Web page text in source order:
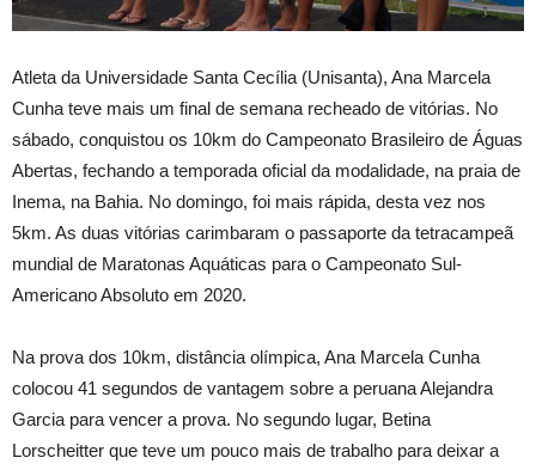
Atleta da Universidade Santa Cecília (Unisanta), Ana Marcela
Cunha teve mais um final de semana recheado de vitórias. No
sábado, conquistou os 10km do Campeonato Brasileiro de Águas
Abertas, fechando a temporada oficial da modalidade, na praia de
Inema, na Bahia. No domingo, foi mais rápida, desta vez nos
5km. As duas vitórias carimbaram o passaporte da tetracampeã
mundial de Maratonas Aquáticas para o Campeonato Sul-
Americano Absoluto em 2020.
Na prova dos 10km, distância olímpica, Ana Marcela Cunha
colocou 41 segundos de vantagem sobre a peruana Alejandra
Garcia para vencer a prova. No segundo lugar, Betina
Lorscheitter que teve um pouco mais de trabalho para deixar a